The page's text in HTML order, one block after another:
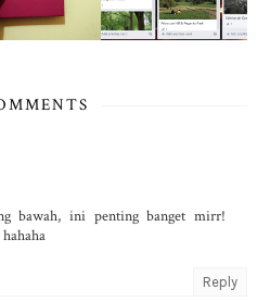
bawah, ini penting banget mirr!
Reply